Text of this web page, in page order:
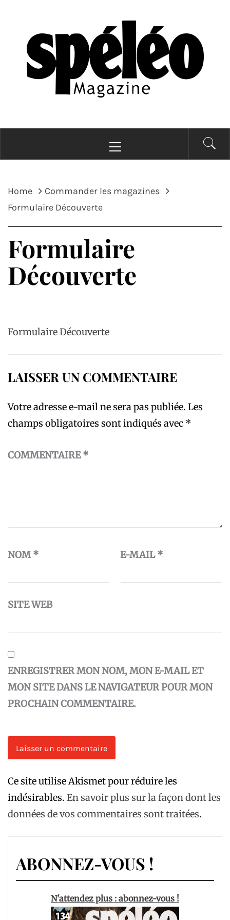
content
SPELEOMAG
La spéléologie d'exploration Grand Format
Menu
Home
Commander les magazines
Formulaire Découverte
Formulaire
Découverte
Formulaire Découverte
LAISSER UN COMMENTAIRE
Votre adresse e-mail ne sera pas publiée. Les
champs obligatoires sont indiqués avec *
COMMENTAIRE*
NOM* E-MAIL*
SITE WEB
ENREGISTRER MON NOM, MON E-MAIL ET
MON SITE DANS LE NAVIGATEUR POUR MON
PROCHAIN COMMENTAIRE.
Ce site utilise Akismet pour réduire les
indésirables. En savoir plus sur la façon dont les
données de vos commentaires sont traitées.
ABONNEZ-VOUS !
N'attendez plus : abonnez-vous !